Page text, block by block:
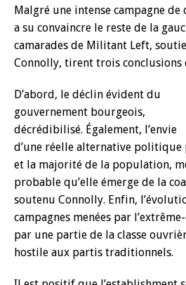
Malgré une intense campagne de
a su convaincre le reste de la
camarades de Militant Left,
Connolly, tirent trois conclusions
D’abord, le déclin évident du
gouvernement bourgeois,
décrédibilisé. Également, l’envie
d’une réelle alternative politique
et la majorité de la population,
probable qu’elle émerge de la
soutenu Connolly. Enfin,
campagnes menées par
par une partie de la classe
hostile aux partis traditionnels.